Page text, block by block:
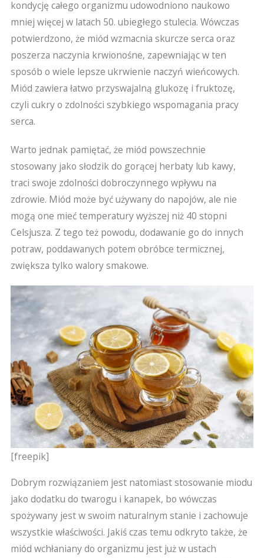
kondycję całego organizmu udowodniono naukowo
mniej więcej w latach 50. ubiegłego stulecia. Wówczas
potwierdzono, że miód wzmacnia skurcze serca oraz
poszerza naczynia krwionośne, zapewniając w ten
sposób o wiele lepsze ukrwienie naczyń wieńcowych.
Miód zawiera łatwo przyswajalną glukozę i fruktozę,
czyli cukry o zdolności szybkiego wspomagania pracy
serca.
Warto jednak pamiętać, że miód powszechnie
stosowany jako słodzik do gorącej herbaty lub kawy,
traci swoje zdolności dobroczynnego wpływu na
zdrowie. Miód może być używany do napojów, ale nie
mogą one mieć temperatury wyższej niż 40 stopni
Celsjusza. Z tego też powodu, dodawanie go do innych
potraw, poddawanych potem obróbce termicznej,
zwiększa tylko walory smakowe.
[freepik]
Dobrym rozwiązaniem jest natomiast stosowanie miodu
jako dodatku do twarogu i kanapek, bo wówczas
spożywany jest w swoim naturalnym stanie i zachowuje
wszystkie właściwości. Jakiś czas temu odkryto także, że
miód wchłaniany do organizmu jest już w ustach